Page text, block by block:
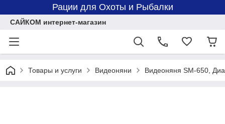
Рации для Охоты и Рыбалки
САЙКОМ интернет-магазин
Товары и услуги Видеоняни Видеоняня SM-650,